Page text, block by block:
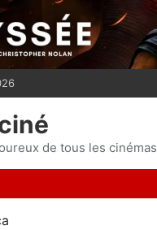
de tous les cinémas